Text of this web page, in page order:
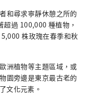
和尋求寧靜休憩之所的
過 100,000 種植物，
株玫瑰在春季和秋
洲植物等主題區域，或
園旁邊是東京最古老的
文化元素。